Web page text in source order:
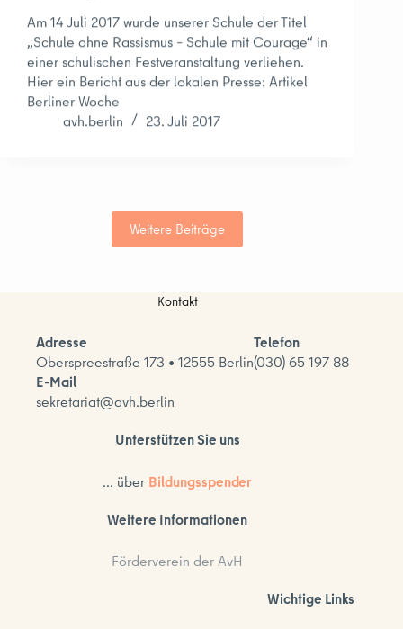
Am 14 Juli 2017 wurde unserer Schule der Titel
„Schule ohne Rassismus – Schule mit Courage“ in
einer schulischen Festveranstaltung verliehen.
Hier ein Bericht aus der lokalen Presse: Artikel
Berliner Woche
avh.berlin
23. Juli 2017
Weitere Beiträge
Kontakt
Adresse
Oberspreestraße 173 • 12555 Berlin
Telefon
(030) 65 197 88
E-Mail
sekretariat@avh.berlin
Unterstützen Sie uns
... über Bildungsspender
Weitere Informationen
Förderverein der AvH
Wichtige Links